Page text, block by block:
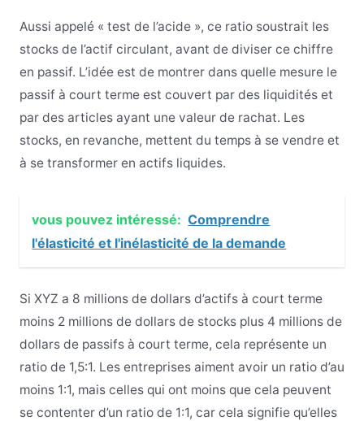
Aussi appelé « test de l’acide », ce ratio soustrait les
stocks de l’actif circulant, avant de diviser ce chiffre
en passif. L’idée est de montrer dans quelle mesure le
passif à court terme est couvert par des liquidités et
par des articles ayant une valeur de rachat. Les
stocks, en revanche, mettent du temps à se vendre et
à se transformer en actifs liquides.
vous pouvez intéressé: Comprendre
l'élasticité et l'inélasticité de la demande
Si XYZ a 8 millions de dollars d’actifs à court terme
moins 2 millions de dollars de stocks plus 4 millions de
dollars de passifs à court terme, cela représente un
ratio de 1,5:1. Les entreprises aiment avoir un ratio d’au
moins 1:1, mais celles qui ont moins que cela peuvent
se contenter d’un ratio de 1:1, car cela signifie qu’elles